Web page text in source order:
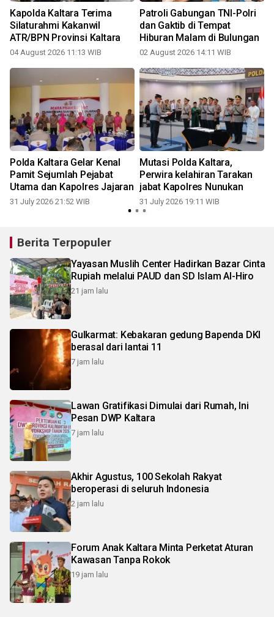
Kapolda Kaltara Terima
Silaturahmi Kakanwil
ATR/BPN Provinsi Kaltara
04 August 2026 11:13 WIB
Patroli Gabungan TNI-Polri
dan Gaktib di Tempat
Hiburan Malam di Bulungan
02 August 2026 14:11 WIB
Polda Kaltara Gelar Kenal
Pamit Sejumlah Pejabat
Utama dan Kapolres Jajaran
31 July 2026 21:52 WIB
Mutasi Polda Kaltara,
Perwira kelahiran Tarakan
jabat Kapolres Nunukan
31 July 2026 19:11 WIB
Berita Terpopuler
Yayasan Muslih Center Hadirkan Bazar Cinta
Rupiah melalui PAUD dan SD Islam Al-Hiro
21 jam lalu
Gulkarmat: Kebakaran gedung Bapenda DKI
berasal dari lantai 11
7 jam lalu
Lawan Gratifikasi Dimulai dari Rumah, Ini
Pesan DWP Kaltara
7 jam lalu
Akhir Agustus, 100 Sekolah Rakyat
beroperasi di seluruh Indonesia
2 jam lalu
Forum Anak Kaltara Minta Perketat Aturan
Kawasan Tanpa Rokok
19 jam lalu